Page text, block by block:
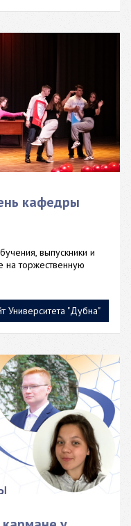
Университета "Дубна"
кафедры
выпускники и
на торжественную